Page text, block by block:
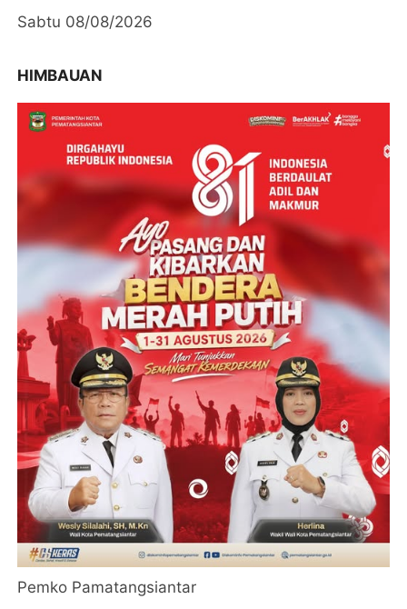
Sabtu 08/08/2026
HIMBAUAN
Pemko Pamatangsiantar